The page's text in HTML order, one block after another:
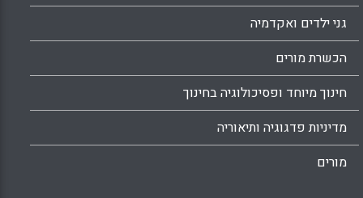
גני ילדים ואקדמיה
הכשרת מורים
חינוך מיוחד ופסיכולוגיה בחינוך
מדיניות פדגוגיה ותיאוריה
מורים